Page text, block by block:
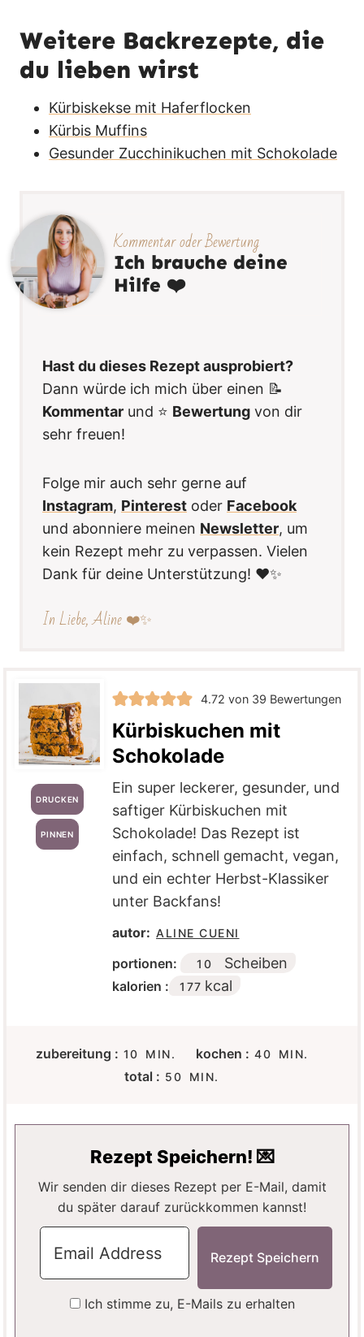
Weitere Backrezepte, die
du lieben wirst
Kürbiskekse mit Haferflocken
Kürbis Muffins
Gesunder Zucchinikuchen mit Schokolade
Kommentar oder Bewertung
Ich brauche deine
Hilfe ❤️
Hast du dieses Rezept ausprobiert?
Dann würde ich mich über einen 📝
Kommentar und ⭐️ Bewertung von dir
sehr freuen!
Folge mir auch sehr gerne auf
Instagram, Pinterest oder Facebook
und abonniere meinen Newsletter, um
kein Rezept mehr zu verpassen. Vielen
Dank für deine Unterstützung! ❤️✨
In Liebe, Aline ❤️✨
DRUCKEN
PINNEN
4.72 von 39 Bewertungen
Kürbiskuchen mit
Schokolade
Ein super leckerer, gesunder, und
saftiger Kürbiskuchen mit
Schokolade! Das Rezept ist
einfach, schnell gemacht, vegan,
und ein echter Herbst-Klassiker
unter Backfans!
autor: ALINE CUENI
portionen: 10 Scheiben
kalorien : 177 kcal
zubereitung : 10 M
N
T
N
MIN. kochen : 40 M
T
N
MIN.
total : 50 M
U
E
MIN.
Rezept Speichern! 💌
Wir senden dir dieses Rezept per E-Mail, damit
du später darauf zurückkommen kannst!
Ich stimme zu, E-Mails zu erhalten